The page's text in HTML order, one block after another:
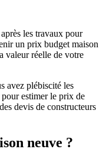
les travaux pour
un prix budget maison
valeur réelle de votre
avez plébiscité les
estimer le prix de
devis de constructeurs
neuve ?